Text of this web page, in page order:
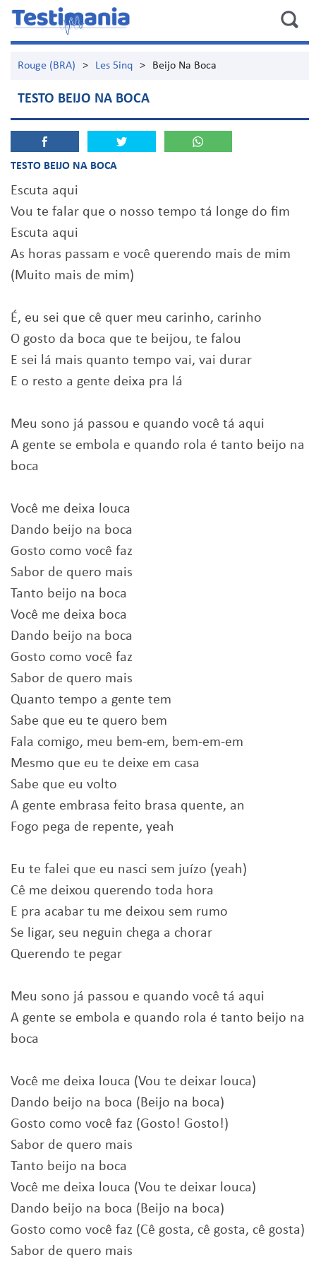
Rouge (BRA) > Les 5inq > Beijo Na Boca
TESTO BEIJO NA BOCA
TESTO BEIJO NA BOCA
Escuta aqui
Vou te falar que o nosso tempo tá longe do fim
Escuta aqui
As horas passam e você querendo mais de mim
(Muito mais de mim)
É, eu sei que cê quer meu carinho, carinho
O gosto da boca que te beijou, te falou
E sei lá mais quanto tempo vai, vai durar
E o resto a gente deixa pra lá
Meu sono já passou e quando você tá aqui
A gente se embola e quando rola é tanto beijo na
boca
Você me deixa louca
Dando beijo na boca
Gosto como você faz
Sabor de quero mais
Tanto beijo na boca
Você me deixa boca
Dando beijo na boca
Gosto como você faz
Sabor de quero mais
Quanto tempo a gente tem
Sabe que eu te quero bem
Fala comigo, meu bem-em, bem-em-em
Mesmo que eu te deixe em casa
Sabe que eu volto
A gente embrasa feito brasa quente, an
Fogo pega de repente, yeah
Eu te falei que eu nasci sem juízo (yeah)
Cê me deixou querendo toda hora
E pra acabar tu me deixou sem rumo
Se ligar, seu neguin chega a chorar
Querendo te pegar
Meu sono já passou e quando você tá aqui
A gente se embola e quando rola é tanto beijo na
boca
Você me deixa louca (Vou te deixar louca)
Dando beijo na boca (Beijo na boca)
Gosto como você faz (Gosto! Gosto!)
Sabor de quero mais
Tanto beijo na boca
Você me deixa louca (Vou te deixar louca)
Dando beijo na boca (Beijo na boca)
Gosto como você faz (Cê gosta, cê gosta, cê gosta)
Sabor de quero mais